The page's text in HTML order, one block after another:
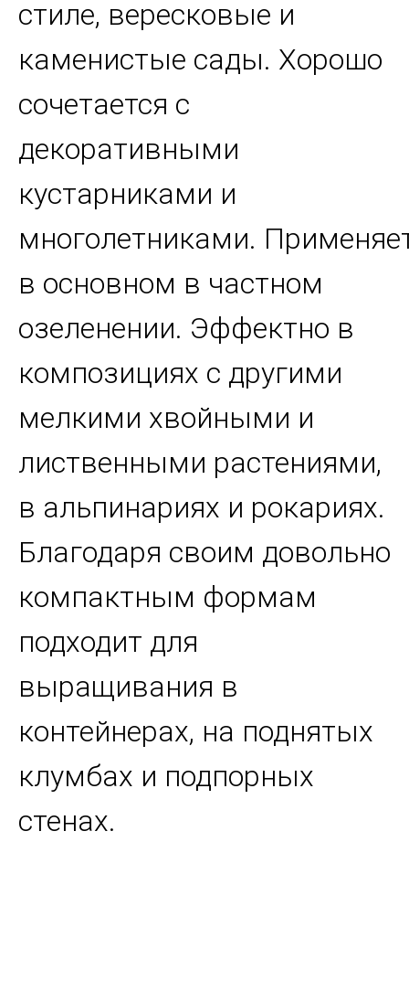
стиле, вересковые и
каменистые сады. Хорошо
сочетается с
декоративными
кустарниками и
многолетниками.
в основном в частном
озеленении. Эффектно в
композициях с другими
мелкими хвойными и
лиственными растениями,
в альпинариях и рокариях.
Благодаря своим довольно
компактным формам
подходит для
выращивания в
контейнерах, на поднятых
клумбах и подпорных
стенах.